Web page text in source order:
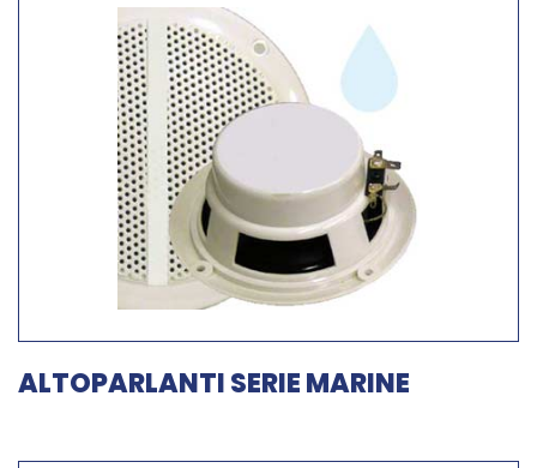
ALTOPARLANTI SERIE MARINE